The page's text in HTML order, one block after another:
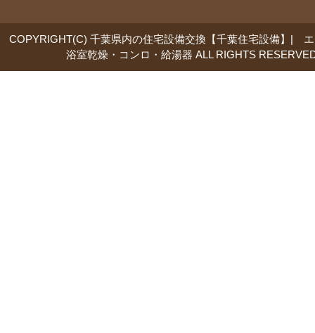
COPYRIGHT(C) 千葉県内の住宅設備交換【千葉住宅設備】|
浴室乾燥・コンロ・給湯器 ALL RIGHTS